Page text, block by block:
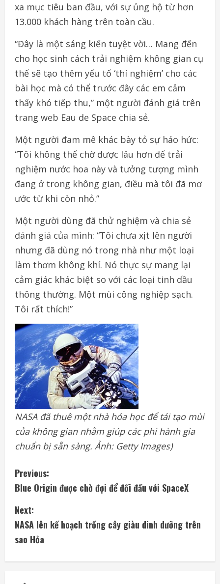
xa mục tiêu ban đầu, với sự ủng hộ từ hơn
13.000 khách hàng trên toàn cầu.
“Đây là một sáng kiến tuyệt vời… Mang đến
cho học sinh cách trải nghiệm không gian cụ
thể sẽ tạo thêm yếu tố ‘thí nghiệm’ cho các
bài học mà có thể trước đây các em cảm
thấy khó tiếp thu,” một người đánh giá trên
trang web Eau de Space chia sẻ.
Một người đam mê khác bày tỏ sự háo hức:
“Tôi không thể chờ được lâu hơn để trải
nghiệm nước hoa này và tưởng tượng mình
đang ở trong không gian, điều mà tôi đã mơ
ước từ khi còn nhỏ.”
Một người dùng đã thử nghiệm và chia sẻ
đánh giá của mình: “Tôi chưa xịt lên người
nhưng đã dùng nó trong nhà như một loại
làm thơm không khí. Nó thực sự mang lại
cảm giác khác biệt so với các loại tinh dầu
thông thường. Một mùi công nghiệp sạch.
Tôi rất thích!”
NASA đã thuê một nhà hóa học để tái tạo mùi
của không gian nhằm giúp các phi hành gia
chuẩn bị sẵn sàng. Ảnh: Getty Images)
C
o
n
t
i
n
Previous:
Blue Origin được chờ đợi để đối đầu với SpaceX
Next:
NASA lên kế hoạch trồng cây giàu dinh dưỡng trên
sao Hỏa